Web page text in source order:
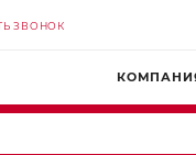
ЗВОНОК